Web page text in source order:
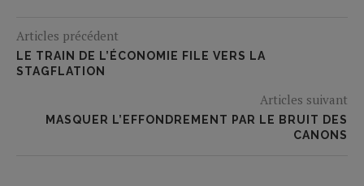
Articles précédent
LE TRAIN DE L’ÉCONOMIE FILE VERS LA
STAGFLATION
Articles suivant
MASQUER L’EFFONDREMENT PAR LE BRUIT DES
CANONS